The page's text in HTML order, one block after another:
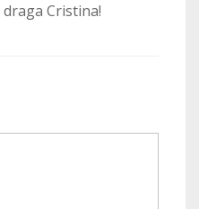
Cristina!